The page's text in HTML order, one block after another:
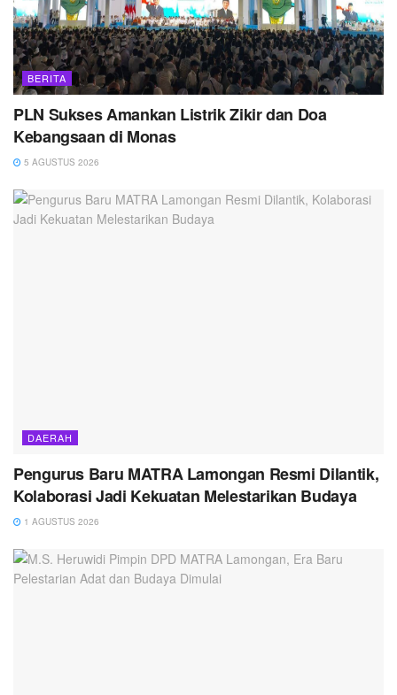
BERITA
PLN Sukses Amankan Listrik Zikir dan Doa
Kebangsaan di Monas
5 AGUSTUS 2026
DAERAH
Pengurus Baru MATRA Lamongan Resmi Dilantik,
Kolaborasi Jadi Kekuatan Melestarikan Budaya
1 AGUSTUS 2026